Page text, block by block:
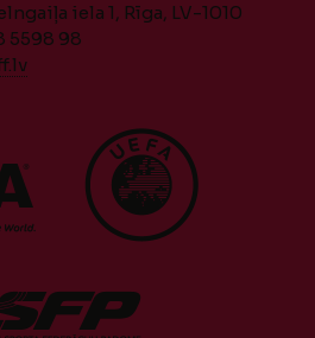
iela 1, Rīga, LV-1010
5598 98